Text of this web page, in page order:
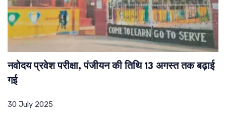
नवोदय प्रवेश परीक्षा, पंजीयन की तिथि 13 अगस्त तक बढ़ाई
गई
30 July 2025